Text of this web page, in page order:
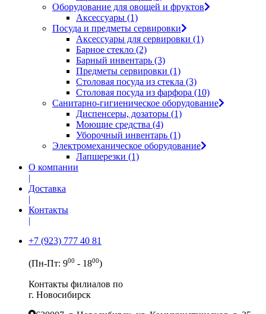
Оборудование для овощей и фруктов
Аксессуары (1)
Посуда и предметы сервировки
Аксессуары для сервировки (1)
Барное стекло (2)
Барный инвентарь (3)
Предметы сервировки (1)
Столовая посуда из стекла (3)
Столовая посуда из фарфора (10)
Санитарно-гигиеническое оборудование
Диспенсеры, дозаторы (1)
Моющие средства (4)
Уборочный инвентарь (1)
Электромеханическое оборудование
Лапшерезки (1)
О компании
|
Доставка
|
Контакты
|
+7 (923) 777 40 81
(Пн-Пт: 900 - 1800)
Контакты филиалов по
г. Новосибирск